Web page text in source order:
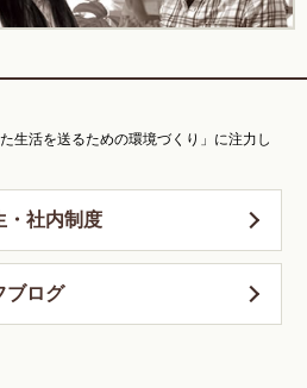
生活を送るための環境づくり」に注力し
・社内制度
ブログ